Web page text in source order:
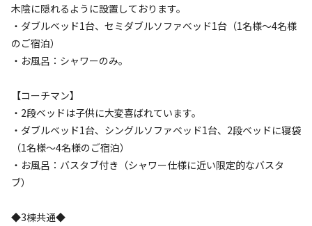
木陰に隠れるように設置しております。
・ダブルベッド1台、セミダブルソファベッド1台（1名様～4名様
のご宿泊）
・お風呂：シャワーのみ。
【コーチマン】
・2段ベッドは子供に大変喜ばれています。
・ダブルベッド1台、シングルソファベッド1台、2段ベッドに寝袋
（1名様～4名様のご宿泊）
・お風呂：バスタブ付き（シャワー仕様に近い限定的なバスタ
ブ）
◆3棟共通◆
宿泊 コテージ
《◆プレミアムコテージEAST｜2名用｜ドッ
クラン無料プラン》完全プライベートな空間
で愛犬と満喫
源